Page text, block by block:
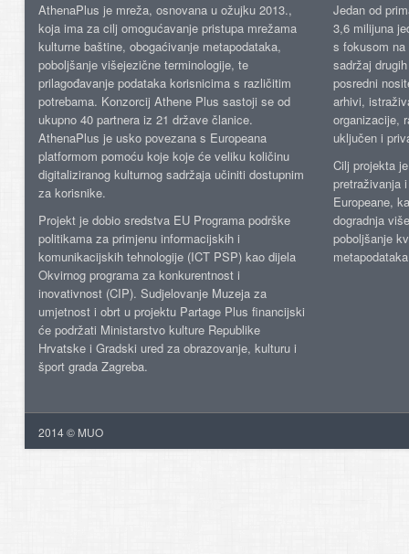
AthenaPlus je mreža, osnovana u ožujku 2013.,
koja ima za cilj omogućavanje pristupa mrežama
kulturne baštine, obogaćivanje metapodataka,
poboljšanje višejezične terminologije, te
prilagođavanje podataka korisnicima s različitim
potrebama. Konzorcij Athene Plus sastoji se od
ukupno 40 partnera iz 21 države članice.
AthenaPlus je usko povezana s Europeana
platformom pomoću koje koje će veliku količinu
digitaliziranog kulturnog sadržaja učiniti dostupnim
za korisnike.
Projekt je dobio sredstva EU Programa podrške
politikama za primjenu informacijskih i
komunikacijskih tehnologije (ICT PSP) kao dijela
Okvirnog programa za konkurentnost i
inovativnost (CIP). Sudjelovanje Muzeja za
umjetnost i obrt u projektu Partage Plus financijski
će podržati Ministarstvo kulture Republike
Hrvatske i Gradski ured za obrazovanje, kulturu i
šport grada Zagreba.
Jedan od
3,6 milijuna
s fokusom
sadržaj
posredni
arhivi,
organizacije,
uključen i
Cilj projekta
pretraživanja
Europeane,
dogradnja
poboljšanje
2014 © MUO